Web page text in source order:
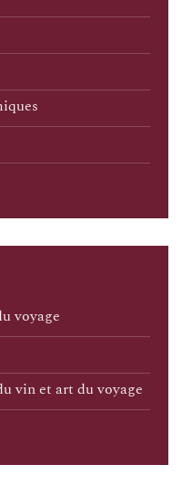
voyage
vin et art du voyage